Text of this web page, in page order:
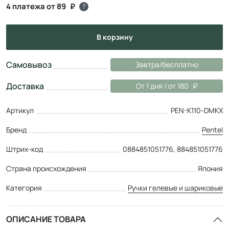
4 платежа от 89 ?
в корзину
Самовывоз Завтра/бесплатно
Доставка От 1 дня / от 180
Артикул
PEN-K110-DMKX
Бренд
Pentel
Штрих-код
0884851051776, 884851051776
Страна происхождения
Япония
Категория
Ручки гелевые и шариковые
ОПИСАНИЕ ТОВАРА